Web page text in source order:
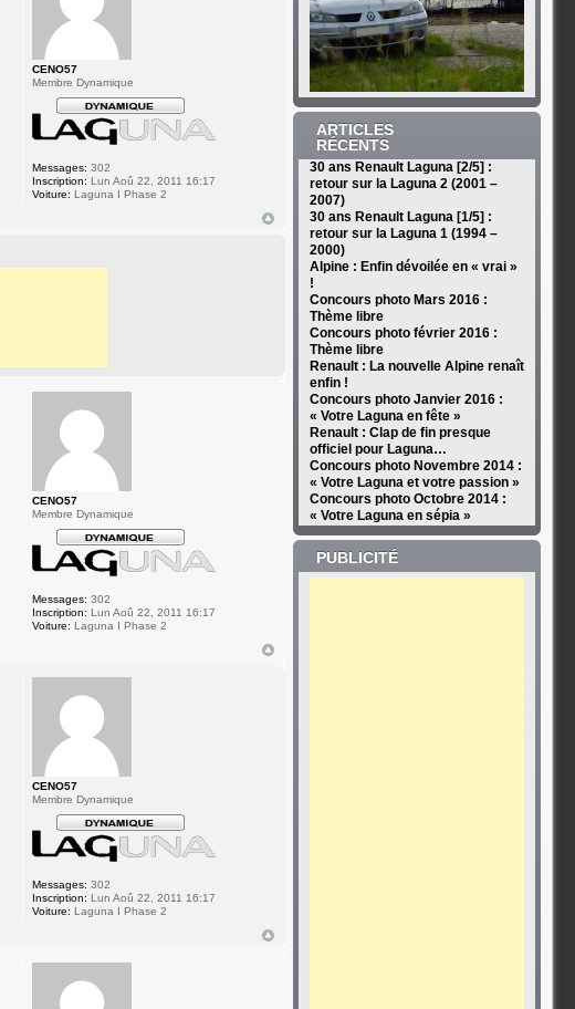
CENO57
Membre Dynamique
Messages: 302
Inscription: Lun Aoû 22, 2011 16:17
Voiture: Laguna I Phase 2
CENO57
Membre Dynamique
Messages: 302
Inscription: Lun Aoû 22, 2011 16:17
Voiture: Laguna I Phase 2
CENO57
Membre Dynamique
Messages: 302
Inscription: Lun Aoû 22, 2011 16:17
Voiture: Laguna I Phase 2
ARTICLES
RÉCENTS
30 ans Renault Laguna [2/5] :
retour sur la Laguna 2 (2001 –
2007)
30 ans Renault Laguna [1/5] :
retour sur la Laguna 1 (1994 –
2000)
Alpine : Enfin dévoilée en « vrai »
!
Concours photo Mars 2016 :
Thème libre
Concours photo février 2016 :
Thème libre
Renault : La nouvelle Alpine renaît
enfin !
Concours photo Janvier 2016 :
« Votre Laguna en fête »
Renault : Clap de fin presque
officiel pour Laguna…
Concours photo Novembre 2014 :
« Votre Laguna et votre passion »
Concours photo Octobre 2014 :
« Votre Laguna en sépia »
PUBLICITÉ